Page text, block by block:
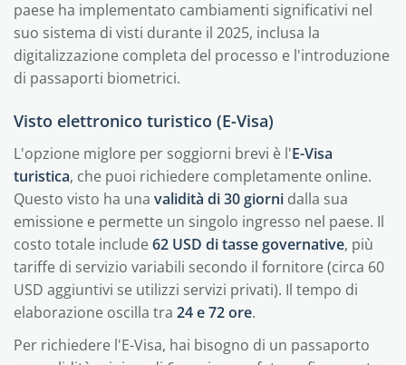
paese ha implementato cambiamenti significativi nel
suo sistema di visti durante il 2025, inclusa la
digitalizzazione completa del processo e l'introduzione
di passaporti biometrici.
Visto elettronico turistico (E-Visa)
L'opzione miglore per soggiorni brevi è l'E-Visa
turistica, che puoi richiedere completamente online.
Questo visto ha una validità di 30 giorni dalla sua
emissione e permette un singolo ingresso nel paese. Il
costo totale include62 USD di tasse governative, più
tariffe di servizio variabili secondo il fornitore (circa 60
USD aggiuntivi se utilizzi servizi privati). Il tempo di
elaborazione oscilla tra 24 e 72 ore.
Per richiedere l'E-Visa, hai bisogno di un passaporto